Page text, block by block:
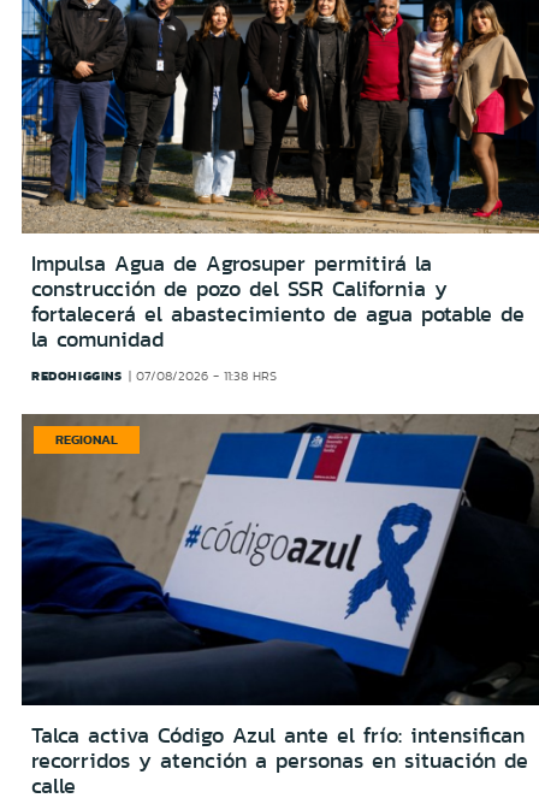
Impulsa Agua de Agrosuper permitirá la
construcción de pozo del SSR California y
fortalecerá el abastecimiento de agua potable de
la comunidad
REDOHIGGINS 07/08/2026 - 11:38 HRS
REGIONAL
Talca activa Código Azul ante el frío: intensifican
recorridos y atención a personas en situación de
calle